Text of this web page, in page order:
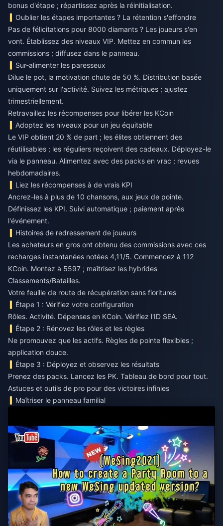
bonus d'étape ; répartissez après la réinitialisation.
Oublier les étapes importantes ? La rétention s'effondre
Pas de félicitations pour 8000 diamants ? Les joueurs s'en
vont. Établissez des niveaux VIP. Mettez en commun les
commissions ; diffusez dans le panneau.
Sur-alimenter les paresseux
Dilue le pot, la motivation chute de 50 %. Distribution basée
uniquement sur l'activité. Suivez les métriques ; ajustez
trimestriellement.
Retravaillez les récompenses pour libérer les KCoin
Adoptez les niveaux pour un jeu équitable
Le VIP obtient 20 % de part ; les élites obtiennent des
réutilisables ; les réguliers reçoivent des cadeaux. Déployez-le
via le panneau. Alimentez avec des packs en vrac ; revues
hebdomadaires.
Liez les récompenses à de vrais KPI
Ancrez-les à plus de 10 chansons, aux jeux de pointe.
Définissez les KPI. Suivi automatique ; paiement après
l'événement.
Histoires de redressement de joueurs
Les acheteurs en gros ont obtenu des commissions avec ces
recharges instantanées notées 4,11/5. Commencez à 112
KCoin. Montez à 5597 ; maîtrisez les hybrides
Classements/Batailles.
Votre feuille de route de récupération sans fioritures
Étape 1 : Vérifiez votre configuration
Rôles. Activité. Dépenses en KCoin. Vérifiez l'ID SEA.
Étape 2 : Rénovez les rôles et les règles
Ne promouvez que les actifs. Règles de pointe flexibles ;
application douce.
Étape 3 : Déployez et observez les résultats
Prenez des packs. Lancez les PK. Tableau de bord pour tout.
Astuces et outils de pro pour des victoires infinies
Maîtriser le panneau familial